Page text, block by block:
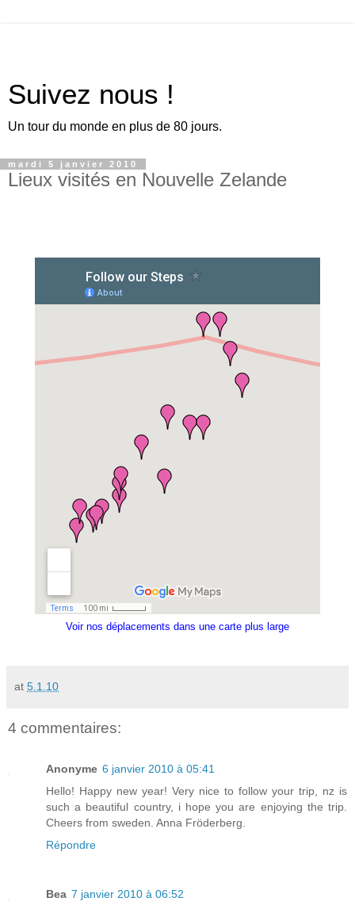
Suivez nous !
Un tour du monde en plus de 80 jours.
mardi 5 janvier 2010
Lieux visités en Nouvelle Zelande
Voir nos déplacements dans une carte plus large
at 5.1.10
4 commentaires:
Anonyme 6 janvier 2010 à 05:41
Hello! Happy new year! Very nice to follow your trip, nz is
such a beautiful country, i hope you are enjoying the trip.
Cheers from sweden. Anna Fröderberg.
Répondre
Bea 7 janvier 2010 à 06:52